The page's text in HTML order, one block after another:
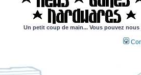
Un petit coup de main... Vous pouvez